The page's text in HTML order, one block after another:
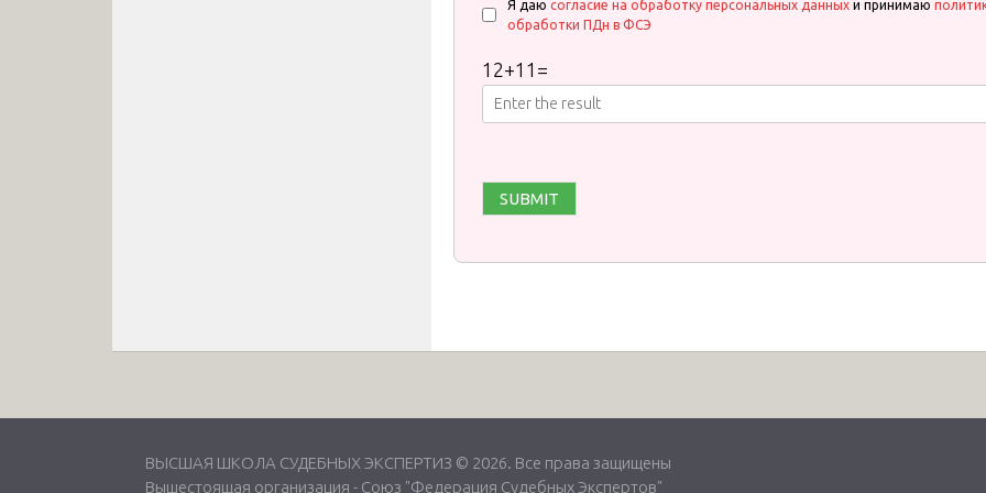
Я даю согласие на обработку персональных данных и принимаю
обработки ПДн в ФСЭ
12+11 =
ВЫСШАЯ ШКОЛА СУДЕБНЫХ ЭКСПЕРТИЗ © 2026. Все права защищены
Вышестоящая организация - Союз "Федерация Судебных Экспертов"